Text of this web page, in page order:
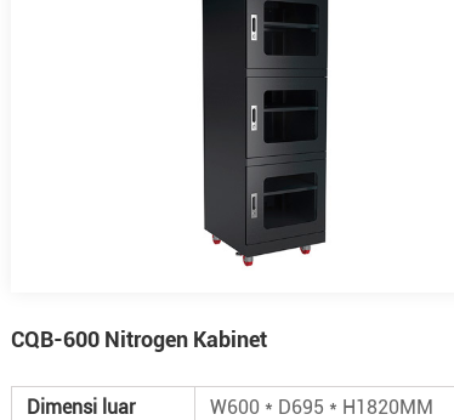
CQB-600 Nitrogen Kabinet
Dimensi luar
W600 * D695 * H1820MM